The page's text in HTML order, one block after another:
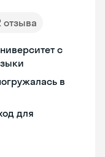
отзыва
с
в
для